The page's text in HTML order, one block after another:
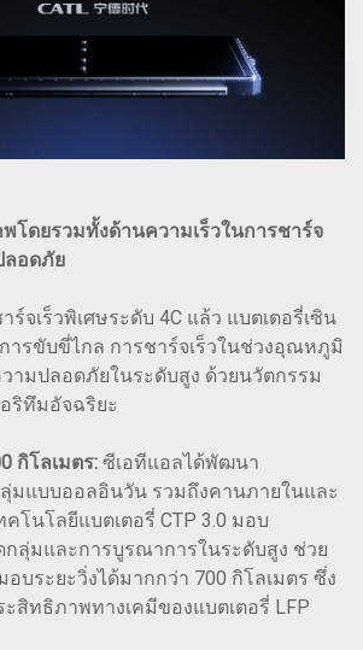
โดยรวมทั้งด้านความเร็วในการชาร์จ
ลอดภัย
ร์จเร็วพิเศษระดับ 4C แล้ว แบตเตอรี่เซิน
ารขับขี่ไกล การชาร์จเร็วในช่วงอุณหภูมิ
ามปลอดภัยในระดับสูง ด้วยนวัตกรรม
ริทึมอัจฉริยะ
กิโลเมตร: ซีเอทีแอลได้พัฒนา
มแบบออลอินวัน รวมถึงคานภายในและ
โนโลยีแบตเตอรี่ CTP 3.0 มอบ
ลุ่มและการบูรณาการในระดับสูง ช่วย
บระยะวิ่งได้มากกว่า 700 กิโลเมตร ซึ่ง
สิทธิภาพทางเคมีของแบตเตอรี่ LFP